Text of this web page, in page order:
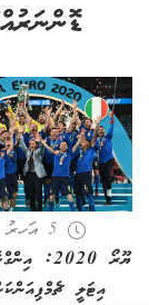
5 އަހރު ކުރިން
ޔޫރޯ
އިޓަލީ